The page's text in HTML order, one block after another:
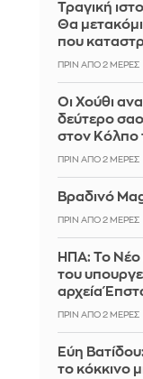
Τραγική
Θα
που
ΠΡΙΝ ΑΠΌ 2 ΜΈΡΕΣ
Οι Χούθι
δεύτερο
στον Κόλπο
ΠΡΙΝ ΑΠΌ 2 ΜΈΡΕΣ
Βραδινό
ΠΡΙΝ ΑΠΌ 2 ΜΈΡΕΣ
ΗΠΑ: Το Νέο
του
αρχεία
ΠΡΙΝ ΑΠΌ 2 ΜΈΡΕΣ
Εύη
το κόκκινο